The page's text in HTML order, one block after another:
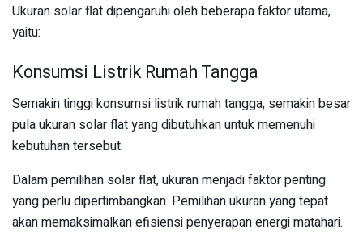
Ukuran solar flat dipengaruhi oleh beberapa faktor utama,
yaitu:
Konsumsi Listrik Rumah Tangga
Semakin tinggi konsumsi listrik rumah tangga, semakin besar
pula ukuran solar flat yang dibutuhkan untuk memenuhi
kebutuhan tersebut.
Dalam pemilihan solar flat, ukuran menjadi faktor penting
yang perlu dipertimbangkan. Pemilihan ukuran yang tepat
akan memaksimalkan efisiensi penyerapan energi matahari.